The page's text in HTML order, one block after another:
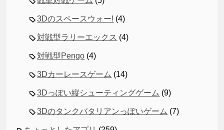
3Dのスペースウォー! (4)
対戦型ラリーエックス (4)
対戦型Pengo (4)
3Dカーレースゲーム (14)
3Dっぽい縦シューティングゲーム (9)
3Dのタンクバタリアンっぽいゲーム (7)